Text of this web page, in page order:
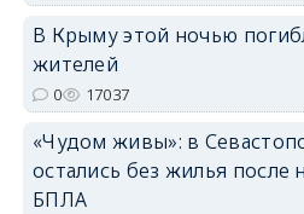
В Крыму этой ночью
жителей
0 17037
«Чудом живы»: в
остались без жилья после
БПЛА